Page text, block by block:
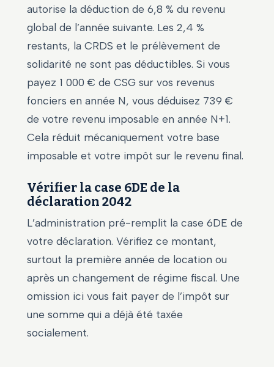
autorise la déduction de 6,8 % du revenu
global de l’année suivante. Les 2,4 %
restants, la CRDS et le prélèvement de
solidarité ne sont pas déductibles. Si vous
payez 1 000 € de CSG sur vos revenus
fonciers en année N, vous déduisez 739 €
de votre revenu imposable en année N+1.
Cela réduit mécaniquement votre base
imposable et votre impôt sur le revenu final.
Vérifier la case 6DE de la
déclaration 2042
L’administration pré-remplit la case 6DE de
votre déclaration. Vérifiez ce montant,
surtout la première année de location ou
après un changement de régime fiscal. Une
omission ici vous fait payer de l’impôt sur
une somme qui a déjà été taxée
socialement.